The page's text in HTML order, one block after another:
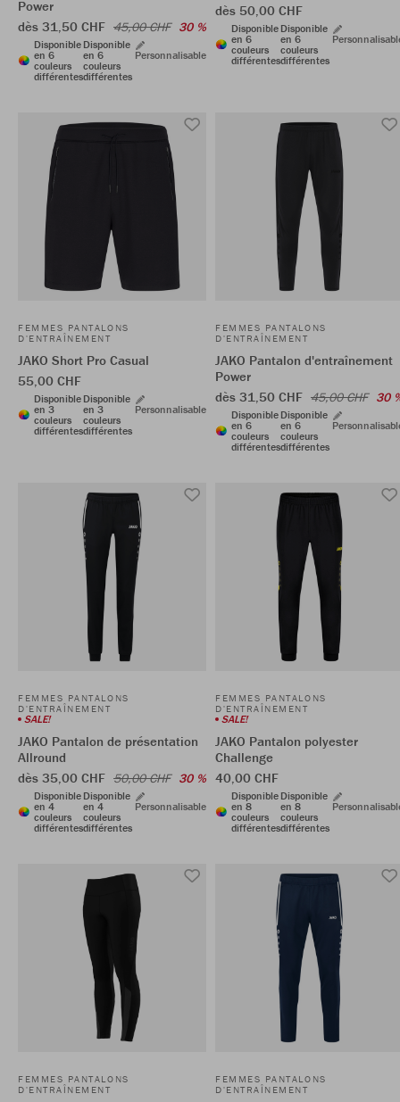
Power
dès 31,50 CHF 45,00 CHF 30 %
Disponible
en 6
couleurs
différentes
Disponible
en 6
couleurs
différentes
Personnalisable
dès 50,00 CHF
Disponible
en 6
couleurs
différentes
Disponible
en 6
couleurs
différentes
FEMMES PANTALONS
D'ENTRAÎNEMENT
JAKO Short Pro Casual
55,00 CHF
Disponible
en 3
couleurs
différentes
Disponible
en 3
couleurs
différentes
Personnalisable
FEMMES PANTALONS
D'ENTRAÎNEMENT
JAKO Pantalon d'entraînement
Power
dès 31,50 CHF 45,00 CHF 30
Disponible
en 6
couleurs
différentes
Disponible
en 6
couleurs
différentes
FEMMES PANTALONS
D'ENTRAÎNEMENT
SALE!
JAKO Pantalon de présentation
Allround
dès 35,00 CHF 50,00 CHF 30 %
Disponible
en 4
couleurs
différentes
Disponible
en 4
couleurs
différentes
Personnalisable
FEMMES PANTALONS
D'ENTRAÎNEMENT
SALE!
JAKO Pantalon polyester
Challenge
40,00 CHF
Disponible
en 8
couleurs
différentes
Disponible
en 8
couleurs
différentes
FEMMES PANTALONS
D'ENTRAÎNEMENT
FEMMES PANTALONS
D'ENTRAÎNEMENT